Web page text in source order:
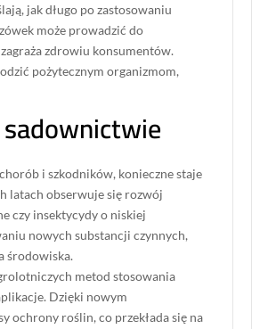
jak długo po zastosowaniu
może prowadzić do
zdrowiu konsumentów.
pożytecznym organizmom,
i szkodników, konieczne staje
latach obserwuje się rozwój
czy insektycydy o niskiej
nowych substancji czynnych,
środowiska.
metod stosowania
Dzięki nowym
ochrony roślin, co przekłada się na